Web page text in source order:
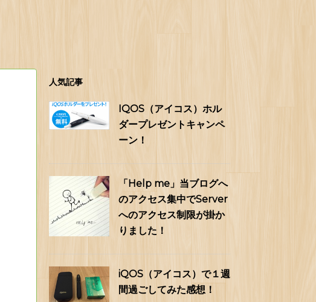
人気記事
IQOS（アイコス）ホル
ダープレゼントキャンペ
ーン！
「Help me」当ブログへ
のアクセス集中でServer
へのアクセス制限が掛か
りました！
iQOS（アイコス）で１週
間過ごしてみた感想！